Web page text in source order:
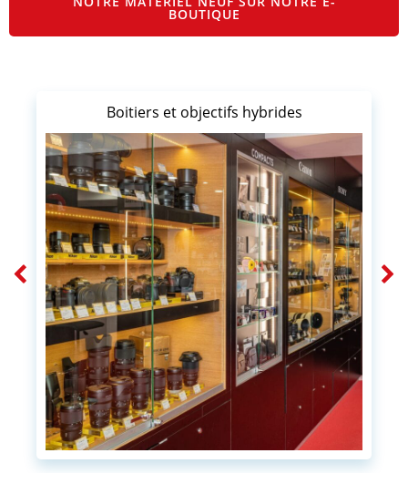
BOUTIQUE
Boitiers et objectifs hybrides